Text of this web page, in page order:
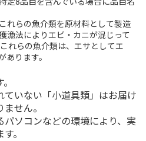
れらの魚介類を原材料として製造
漁法によりエビ・カニが混じって
れらの魚介類は、エサとしてエ
ります。
いない「小道具類」はお届け
せん。
ソコンなどの環境により、実
。